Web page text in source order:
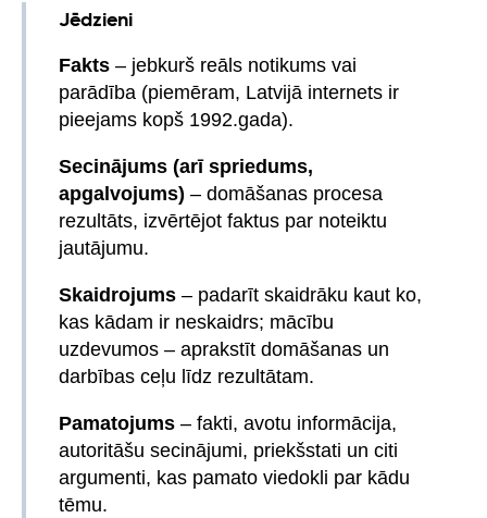
Jēdzieni
Fakts – jebkurš reāls notikums vai
parādība (piemēram, Latvijā internets ir
pieejams kopš 1992.gada).
Secinājums (arī spriedums,
apgalvojums) – domāšanas procesa
rezultāts, izvērtējot faktus par noteiktu
jautājumu.
Skaidrojums – padarīt skaidrāku kaut ko,
kas kādam ir neskaidrs; mācību
uzdevumos – aprakstīt domāšanas un
darbības ceļu līdz rezultātam.
Pamatojums – fakti, avotu informācija,
autoritāšu secinājumi, priekšstati un citi
argumenti, kas pamato viedokli par kādu
tēmu.